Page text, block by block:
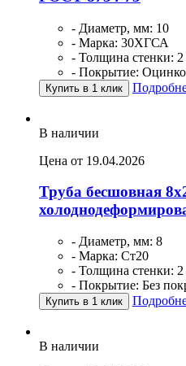
- Диаметр, мм: 10
- Марка: 30ХГСА
- Толщина стенки: 2
- Покрытие:
Купить в 1 клик
В наличии
Цена от 19.04.2026
Труба бесшовная
- Диаметр, мм: 8
- Марка: Ст20
- Толщина стенки: 2
- Покрытие: Без
Купить в 1 клик
В наличии